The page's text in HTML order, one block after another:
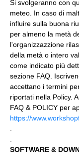
Si svolgeranno con
meteo. In caso di
influire sulla buona
per almeno la metà
l'organizzazzione
della metà o intero
come indicato più
sezione FAQ.
accettano i termini
riportati nella Policy.
FAQ & POLICY per
https://
SOFTWARE &